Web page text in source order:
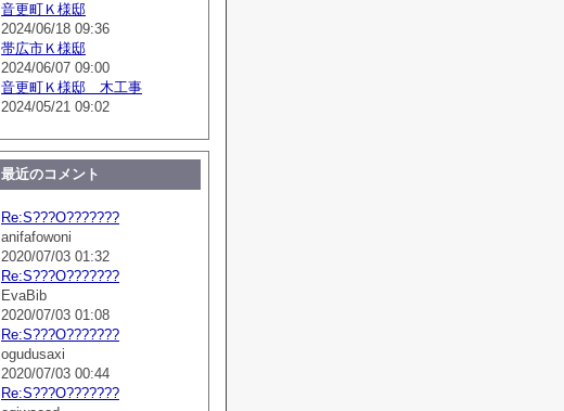
音更町Ｋ様邸
2024/06/18 09:36
帯広市Ｋ様邸
2024/06/07 09:00
音更町Ｋ様邸 木工事
2024/05/21 09:02
最近のコメント
Re:S???O???????
anifafowoni
2020/07/03 01:32
Re:S???O???????
EvaBib
2020/07/03 01:08
Re:S???O???????
ogudusaxi
2020/07/03 00:44
Re:S???O???????